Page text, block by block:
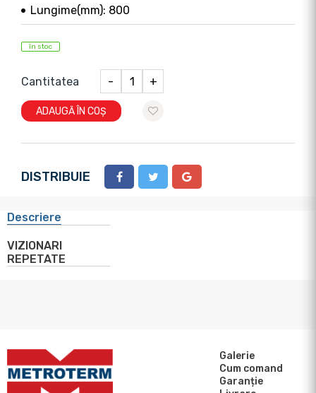
Lungime(mm): 800
în stoc
Cantitatea - +
ADAUGĂ ÎN COȘ
DISTRIBUIE
Descriere
VIZIONARI
REPETATE
Galerie
Cum comand
Garanție